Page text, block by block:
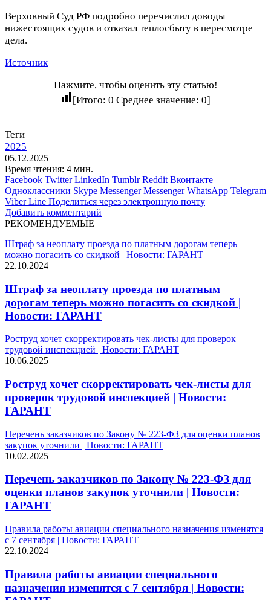
Верховный Суд РФ подробно перечислил доводы
нижестоящих судов и отказал теплосбыту в пересмотре
дела.
Источник
Нажмите, чтобы оценить эту статью!
[Итого: 0 Среднее значение: 0]
Теги
2025
05.12.2025
Время чтения: 4 мин.
Facebook Twitter LinkedIn Tumblr Reddit Вконтакте
Одноклассники Skype Messenger Messenger WhatsApp Telegram
Viber Line Поделиться через электронную почту
Добавить комментарий
РЕКОМЕНДУЕМЫЕ
Штраф за неоплату проезда по платным дорогам теперь
можно погасить со скидкой | Новости: ГАРАНТ
22.10.2024
Штраф за неоплату проезда по платным
дорогам теперь можно погасить со скидкой |
Новости: ГАРАНТ
Роструд хочет скорректировать чек-листы для проверок
трудовой инспекцией | Новости: ГАРАНТ
10.06.2025
Роструд хочет скорректировать чек-листы для
проверок трудовой инспекцией | Новости:
ГАРАНТ
Перечень заказчиков по Закону № 223-ФЗ для оценки планов
закупок уточнили | Новости: ГАРАНТ
10.02.2025
Перечень заказчиков по Закону № 223-ФЗ для
оценки планов закупок уточнили | Новости:
ГАРАНТ
Правила работы авиации специального назначения изменятся
с 7 сентября | Новости: ГАРАНТ
22.10.2024
Правила работы авиации специального
назначения изменятся с 7 сентября | Новости: